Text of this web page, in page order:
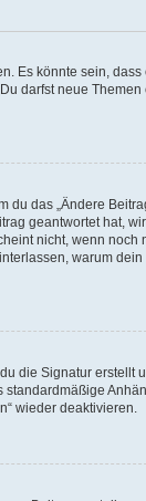
Es könnte sein,
darfst neue Themen
das „Ändere
geantwortet hat,
nicht, wenn noch
warum dein
die Signatur erstellt
standardmäßige
wieder deaktivieren.